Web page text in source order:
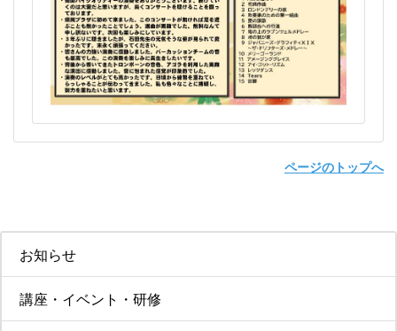
お知らせ
講座・イベント・研修
ページのトップへ